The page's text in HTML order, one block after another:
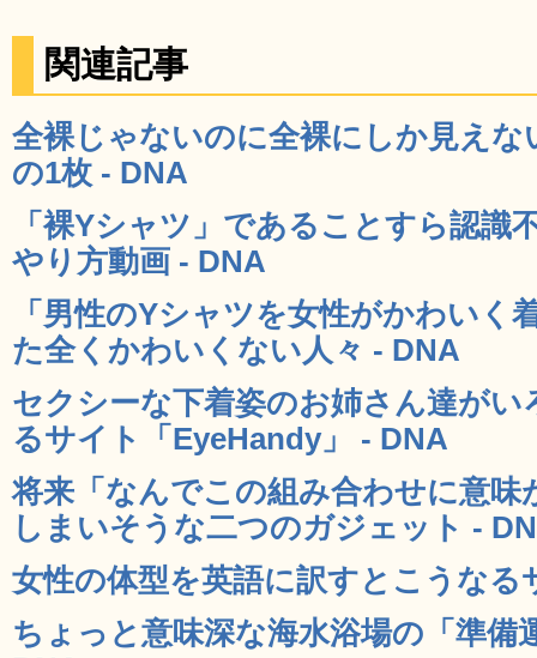
関連記事
全裸じゃないのに全裸にしか見えな
の1枚 - DNA
「裸Yシャツ」であることすら認識
やり方動画 - DNA
「男性のYシャツを女性がかわいく
た全くかわいくない人々 - DNA
セクシーな下着姿のお姉さん達が
るサイト「EyeHandy」 - DNA
将来「なんでこの組み合わせに意味
しまいそうな二つのガジェット -
女性の体型を英語に訳すとこうなる
ちょっと意味深な海水浴場の「準備